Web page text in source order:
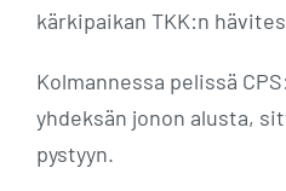
kärkipaikan TKK:n
Kolmannessa pelissä
yhdeksän jonon alusta,
pystyyn.